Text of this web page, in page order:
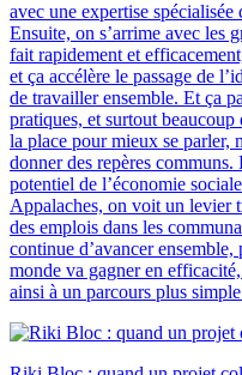
avec une expertise
Ensuite, on s’arrime avec les
fait rapidement et
et ça accélère le passage de
de travailler ensemble. Et ça
pratiques, et surtout
la place pour mieux se parler,
donner des repères
potentiel de l’économie
Appalaches, on voit un levier
des emplois dans les
continue d’avancer
monde va gagner en
ainsi à un parcours plus